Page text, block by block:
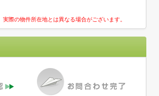
際の物件所在地とは異なる場合がございます。